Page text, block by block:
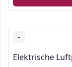
-
Elektrische